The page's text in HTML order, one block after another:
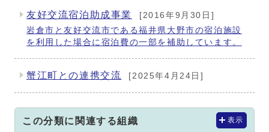
友好交流宿泊助成事業
[2016年9月30日]
岩倉市と友好交流市である福井県大野市の宿泊施設
を利用した場合に宿泊費の一部を補助しています。
蟹江町との連携交流 [2025年4月24日]
この分類に関連する組織 表示